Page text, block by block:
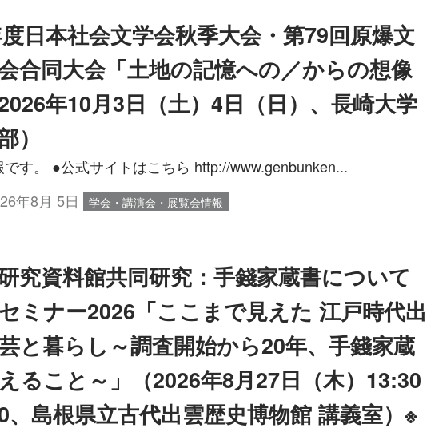
日本社会文学会秋季大会・第79回原爆文
合同大会「土地の記憶への／からの想像
年10月3日（土）4日（日）、長崎大学
）
す。 ●公式サイトはこちら http://www.genbunken...
年8月 5日 学会・講演会・展覧会情報
究資料館共同研究：手錢家蔵書について
ミナー2026「ここまで見えた 江戸時代出
と暮らし～調査開始から20年、手錢家蔵
ること～」（2026年8月27日（木）13:30
、島根県立古代出雲歴史博物館 講義室）※